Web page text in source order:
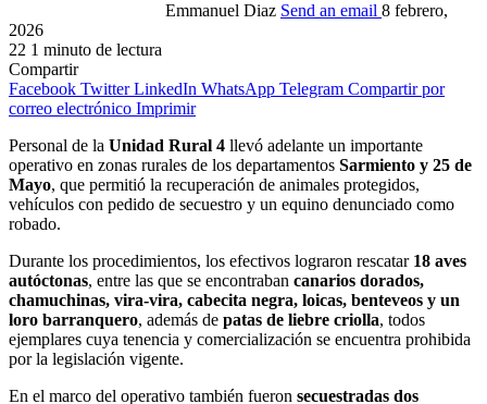
Emmanuel Diaz Send an email 8 febrero,
2026
22 1 minuto de lectura
Compartir
Facebook Twitter LinkedIn WhatsApp Telegram Compartir por
correo electrónico Imprimir
Personal de la Unidad Rural 4 llevó adelante un importante
operativo en zonas rurales de los departamentos Sarmiento y 25 de
Mayo, que permitió la recuperación de animales protegidos,
vehículos con pedido de secuestro y un equino denunciado como
robado.
Durante los procedimientos, los efectivos lograron rescatar 18 aves
autóctonas, entre las que se encontraban canarios dorados,
chamuchinas, vira-vira, cabecita negra, loicas, benteveos y un
loro barranquero, además de patas de liebre criolla, todos
ejemplares cuya tenencia y comercialización se encuentra prohibida
por la legislación vigente.
En el marco del operativo también fueron secuestradas dos